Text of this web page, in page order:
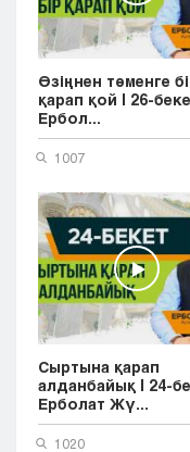
Өзіңнен төменге
қарап қой | 26-
Ербол...
1007
Сыртына қарап
алданбайық | 24-
Ерболат Жү...
1020